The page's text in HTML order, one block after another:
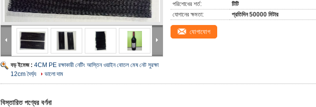
বড় ইমেজ : 4CM PE রক্ষাকারী নেটিং আস্তিন ওয়াইন বোতল মেষ নেট সুরক্ষা
12cm দৈর্ঘ্য
ভালো দাম
পরিশোধের শর্ত:
টিটি
যোগানের ক্ষমতা:
প্রতিদিন 50000 মিটার
যোগাযোগ
বিস্তারিত পণ্যের বর্ণনা